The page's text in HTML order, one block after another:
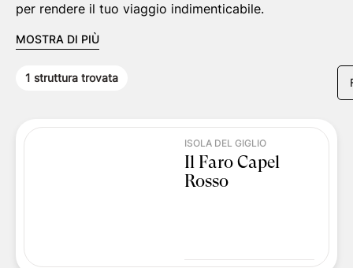
per rendere il tuo viaggio indimenticabile.
MOSTRA DI PIÙ
1 struttura trovata
ISOLA DEL GIGLIO
Il Faro Capel
Rosso